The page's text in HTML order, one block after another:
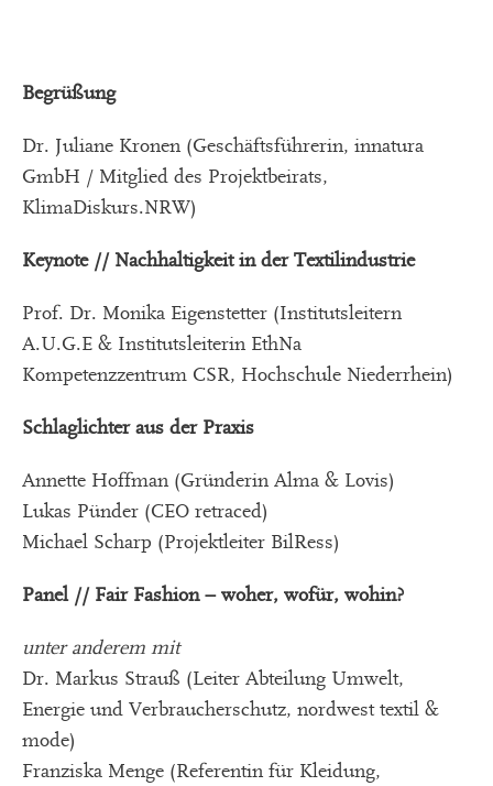
Begrüßung
Dr. Juliane Kronen (Geschäftsführerin, innatura
GmbH / Mitglied des Projektbeirats,
KlimaDiskurs.NRW)
Keynote // Nachhaltigkeit in der Textilindustrie
Prof. Dr. Monika Eigenstetter (Institutsleitern
A.U.G.E & Institutsleiterin EthNa
Kompetenzzentrum CSR, Hochschule Niederrhein)
Schlaglichter aus der Praxis
Annette Hoffman (Gründerin Alma & Lovis)
Lukas Pünder (CEO retraced)
Michael Scharp (Projektleiter BilRess)
Panel // Fair Fashion – woher, wofür, wohin?
unter anderem mit
Dr. Markus Strauß (Leiter Abteilung Umwelt,
Energie und Verbraucherschutz, nordwest textil &
mode)
Franziska Menge (Referentin für Kleidung,